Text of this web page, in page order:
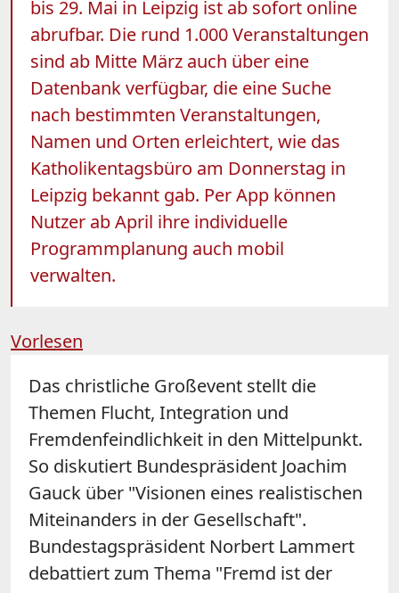
bis 29. Mai in Leipzig ist ab sofort online
abrufbar. Die rund 1.000 Veranstaltungen
sind ab Mitte März auch über eine
Datenbank verfügbar, die eine Suche
nach bestimmten Veranstaltungen,
Namen und Orten erleichtert, wie das
Katholikentagsbüro am Donnerstag in
Leipzig bekannt gab. Per App können
Nutzer ab April ihre individuelle
Programmplanung auch mobil
verwalten.
Vorlesen
Das christliche Großevent stellt die
Themen Flucht, Integration und
Fremdenfeindlichkeit in den Mittelpunkt.
So diskutiert Bundespräsident Joachim
Gauck über "Visionen eines realistischen
Miteinanders in der Gesellschaft".
Bundestagspräsident Norbert Lammert
debattiert zum Thema "Fremd ist der